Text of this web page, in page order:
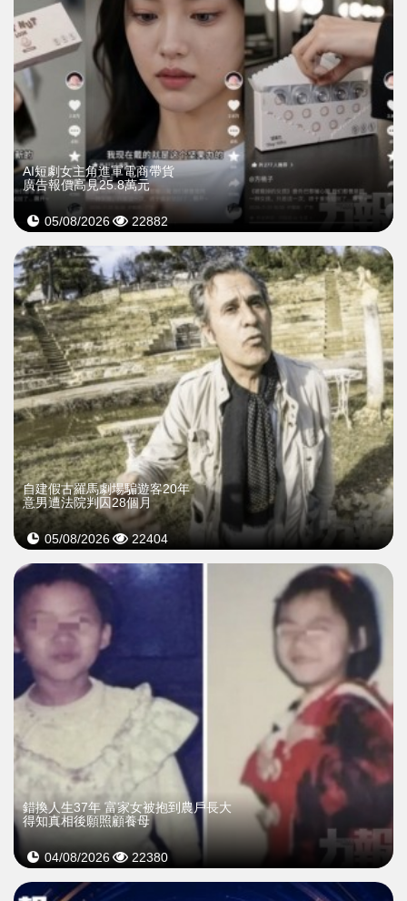
AI短劇女主角進軍電商帶貨
廣告報價高見25.8萬元
05/08/2026 22882
自建假古羅馬劇場騙遊客20年
意男遭法院判囚28個月
05/08/2026 22404
錯換人生37年 富家女被抱到農戶長大
得知真相後願照顧養母
04/08/2026 22380